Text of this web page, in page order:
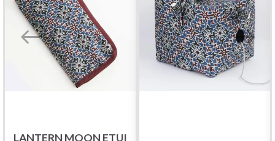
LANTERN MOON ETUI